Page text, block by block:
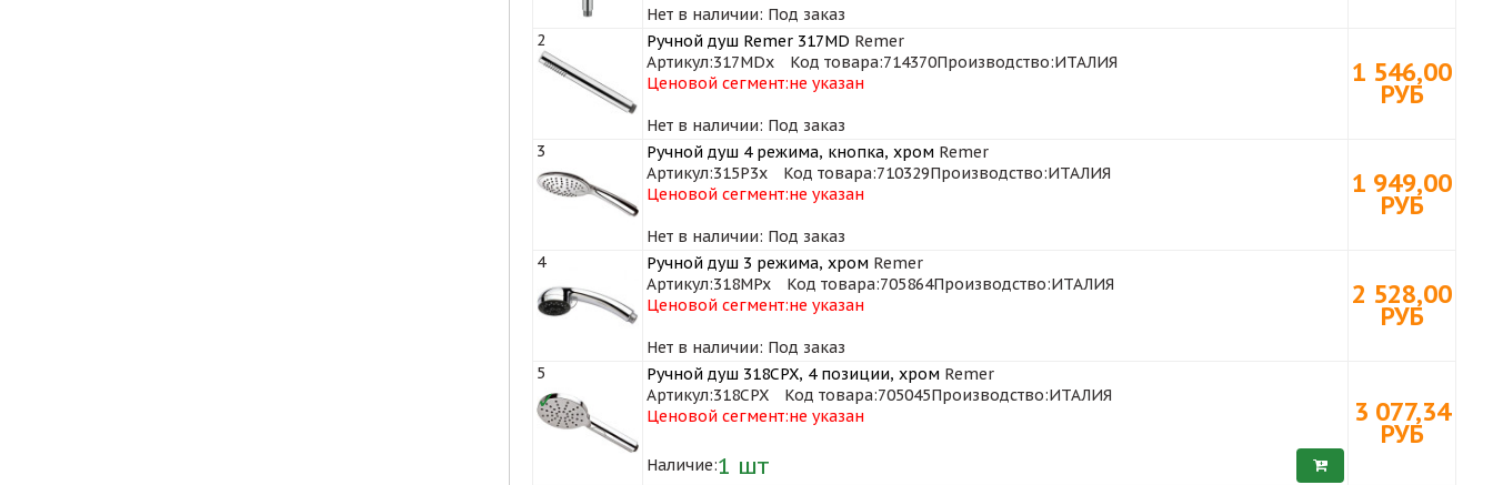
Нет в наличии: Под заказ
2 Ручной душ Remer 317MD Remer
Артикул:317MDx Код товара:714370Производство:ИТАЛИЯ
Ценовой сегмент:не указан
Нет в наличии: Под заказ
1 546,00
РУБ
3 Ручной душ 4 режима, кнопка, хромRemer
Артикул:315P3x Код товара:710329Производство:ИТАЛИЯ
Ценовой сегмент:не указан
Нет в наличии: Под заказ
1 949,00
РУБ
4 Ручной душ 3 режима, хромRemer
Артикул:318MPx Код товара:705864Производство:ИТАЛИЯ
Ценовой сегмент:не указан
Нет в наличии: Под заказ
2 528,00
РУБ
5
✓
Ручной душ 318CPX, 4 позиции, хромRemer
Артикул:318CPX Код товара:705045Производство:ИТАЛИЯ
Ценовой сегмент:не указан
Наличие:1 шт
3 077,34
РУБ